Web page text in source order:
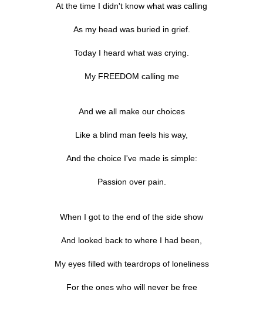
At the time I didn't know what was calling
As my head was buried in grief.
Today I heard what was crying.
My FREEDOM calling me
And we all make our choices
Like a blind man feels his way,
And the choice I've made is simple:
Passion over pain.
When I got to the end of the side show
And looked back to where I had been,
My eyes filled with teardrops of loneliness
For the ones who will never be free